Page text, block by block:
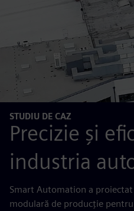
STUDIU DE CAZ
Precizie și
industria
Smart Automation a
modulară de producție pentru